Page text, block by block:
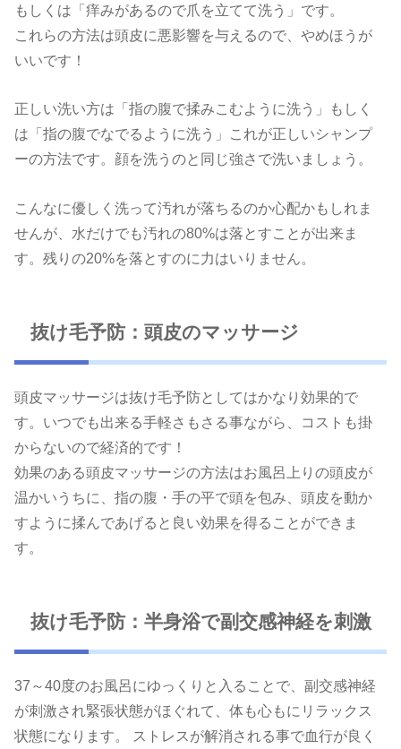
もしくは「痒みがあるので爪を立てて洗う」です。
これらの方法は頭皮に悪影響を与えるので、やめほうが
いいです！
正しい洗い方は「指の腹で揉みこむように洗う」もしく
は「指の腹でなでるように洗う」これが正しいシャンプ
ーの方法です。顔を洗うのと同じ強さで洗いましょう。
こんなに優しく洗って汚れが落ちるのか心配かもしれま
せんが、水だけでも汚れの80%は落とすことが出来ま
す。残りの20%を落とすのに力はいりません。
抜け毛予防：頭皮のマッサージ
頭皮マッサージは抜け毛予防としてはかなり効果的で
す。いつでも出来る手軽さもさる事ながら、コストも掛
からないので経済的です！
効果のある頭皮マッサージの方法はお風呂上りの頭皮が
温かいうちに、指の腹・手の平で頭を包み、頭皮を動か
すように揉んであげると良い効果を得ることができま
す。
抜け毛予防：半身浴で副交感神経を刺激
37～40度のお風呂にゆっくりと入ることで、副交感神経
が刺激され緊張状態がほぐれて、体も心もにリラックス
状態になります。 ストレスが解消される事で血行が良く